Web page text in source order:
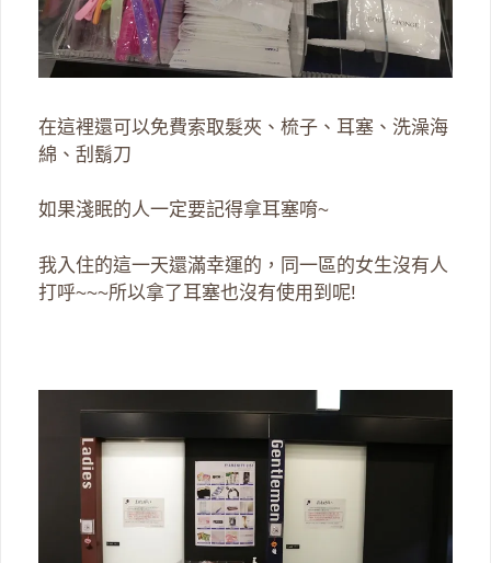
在這裡還可以免費索取髮夾、梳子、耳塞、洗澡海
綿、刮鬍刀
如果淺眠的人一定要記得拿耳塞唷~
我入住的這一天還滿幸運的，同一區的女生沒有人
打呼~~~所以拿了耳塞也沒有使用到呢!